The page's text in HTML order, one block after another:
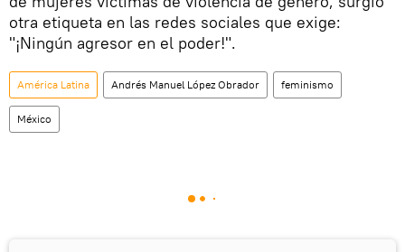
otra etiqueta en las redes sociales que exige:
"¡Ningún agresor en el poder!".
América Latina Andrés Manuel López Obrador feminismo
México